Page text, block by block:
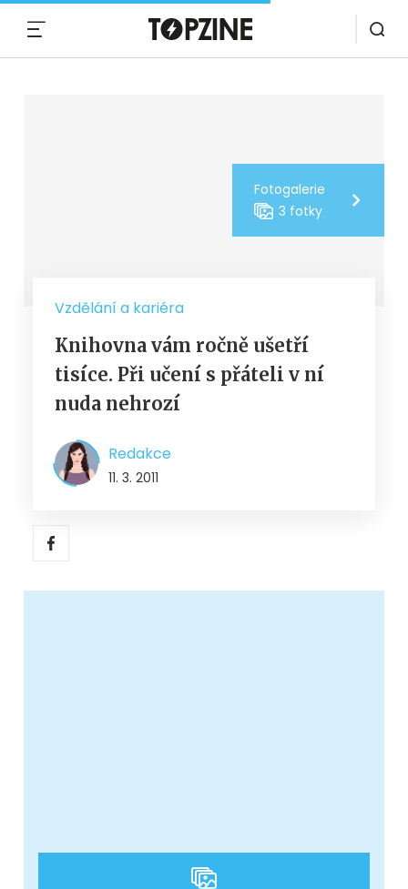
Fotogalerie
3 fotky
Vzdělání a kariéra
Knihovna vám ročně ušetří
tisíce. Při učení s přáteli v ní
nuda nehrozí
Redakce
11. 3. 2011